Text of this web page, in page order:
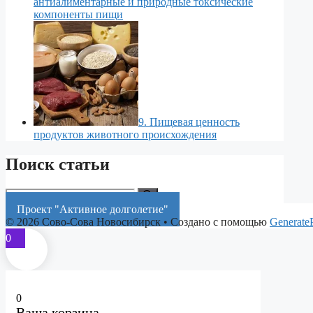
компоненты пищи
9. Пищевая ценность
продуктов животного происхождения
Поиск статьи
Поиск:
Проект "Активное долголетие"
© 2026 Сово-Сова Новосибирск • Создано с помощью
0
0